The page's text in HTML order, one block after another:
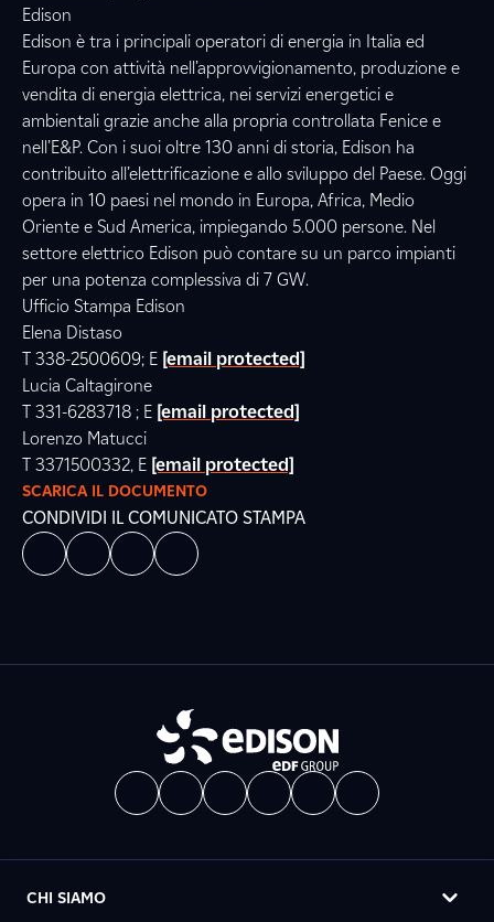
Edison
Edison è tra i principali operatori di energia in Italia ed
Europa con attività nell’approvvigionamento, produzione e
vendita di energia elettrica, nei servizi energetici e
ambientali grazie anche alla propria controllata Fenice e
nell’E&P. Con i suoi oltre 130 anni di storia, Edison ha
contribuito all’elettrificazione e allo sviluppo del Paese. Oggi
opera in 10 paesi nel mondo in Europa, Africa, Medio
Oriente e Sud America, impiegando 5.000 persone. Nel
settore elettrico Edison può contare su un parco impianti
per una potenza complessiva di 7 GW.
Ufficio Stampa Edison
Elena Distaso
T 338-2500609; E [email protected]
Lucia Caltagirone
T 331-6283718 ; E [email protected]
Lorenzo Matucci
T 3371500332, E [email protected]
SCARICA IL DOCUMENTO
CONDIVIDI IL COMUNICATO STAMPA
CHI SIAMO